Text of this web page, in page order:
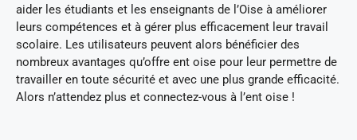
aider les étudiants et les enseignants de l’Oise à améliorer
leurs compétences et à gérer plus efficacement leur travail
scolaire. Les utilisateurs peuvent alors bénéficier des
nombreux avantages qu’offre ent oise pour leur permettre de
travailler en toute sécurité et avec une plus grande efficacité.
Alors n’attendez plus et connectez-vous à l’ent oise !